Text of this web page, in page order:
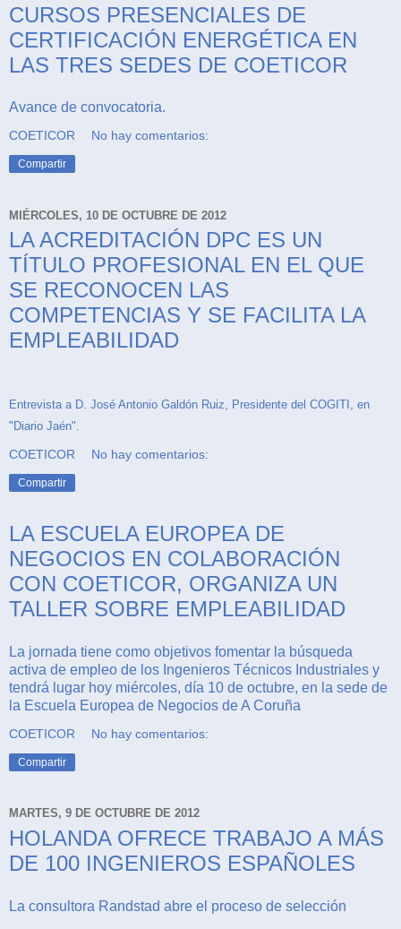
CURSOS PRESENCIALES DE
CERTIFICACIÓN ENERGÉTICA EN
LAS TRES SEDES DE COETICOR
Avance de convocatoria.
COETICOR No hay comentarios:
Compartir
MIÉRCOLES, 10 DE OCTUBRE DE 2012
LA ACREDITACIÓN DPC ES UN
TÍTULO PROFESIONAL EN EL QUE
SE RECONOCEN LAS
COMPETENCIAS Y SE FACILITA LA
EMPLEABILIDAD
Entrevista a D. José Antonio Galdón Ruiz, Presidente del COGITI, en
"Diario Jaén".
COETICOR No hay comentarios:
Compartir
LA ESCUELA EUROPEA DE
NEGOCIOS EN COLABORACIÓN
CON COETICOR, ORGANIZA UN
TALLER SOBRE EMPLEABILIDAD
La jornada tiene como objetivos fomentar la búsqueda
activa de empleo de los Ingenieros Técnicos Industriales y
tendrá lugar hoy miércoles, día 10 de octubre, en la sede de
la Escuela Europea de Negocios de A Coruña
COETICOR No hay comentarios:
Compartir
MARTES, 9 DE OCTUBRE DE 2012
HOLANDA OFRECE TRABAJO A MÁS
DE 100 INGENIEROS ESPAÑOLES
La consultora Randstad abre el proceso de selección